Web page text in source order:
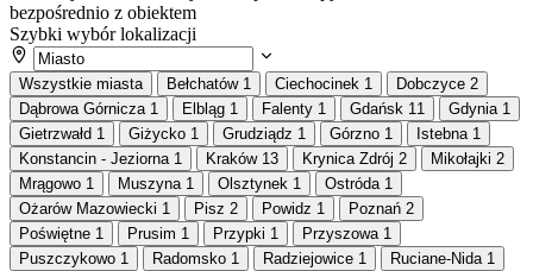
bezpośrednio z obiektem
Szybki wybór lokalizacji
Wszystkie miasta Bełchatów 1 Ciechocinek 1 Dobczyce 2
Dąbrowa Górnicza 1 Elbląg 1 Falenty 1 Gdańsk 11 Gdynia 1
Gietrzwałd 1 Giżycko 1 Grudziądz 1 Górzno 1 Istebna 1
Konstancin - Jeziorna 1 Kraków 13 Krynica Zdrój 2 Mikołajki 2
Mrągowo 1 Muszyna 1 Olsztynek 1 Ostróda 1
Ożarów Mazowiecki 1 Pisz 2 Powidz 1 Poznań 2
Poświętne 1 Prusim 1 Przypki 1 Przyszowa 1
Puszczykowo 1 Radomsko 1 Radziejowice 1 Ruciane-Nida 1